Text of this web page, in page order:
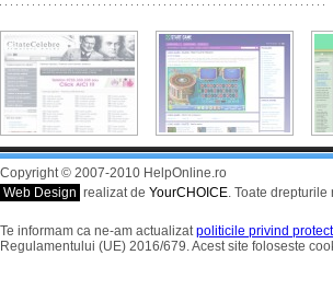
Copyright © 2007-2010 HelpOnline.ro
Web Design realizat de YourCHOICE. Toate drepturile
Te informam ca ne-am actualizatpoliticile privind
Regulamentului (UE) 2016/679. Acest site foloseste